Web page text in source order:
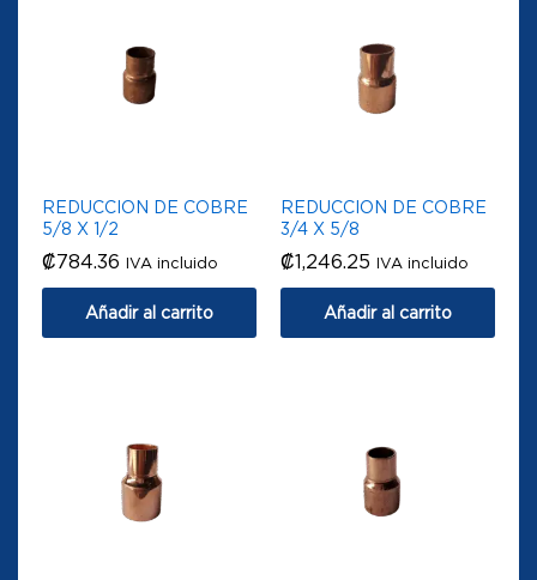
REDUCCION DE COBRE
5/8 X 1/2
₡784.36 IVA incluido
Añadir al carrito
REDUCCION DE COBRE
3/4 X 5/8
₡1,246.25 IVA incluido
Añadir al carrito